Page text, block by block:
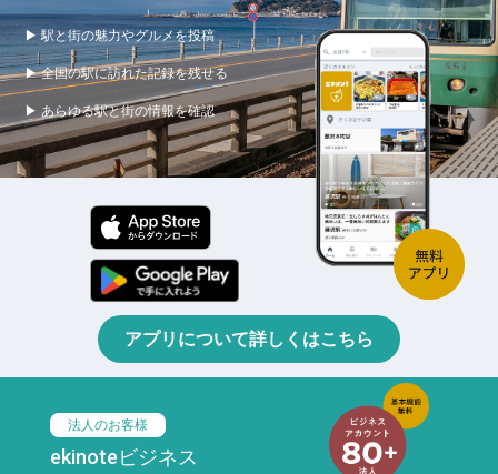
▶ 駅と街の魅力やグルメを投稿
▶ 全国の駅に訪れた記録を残せる
▶ あらゆる駅と街の情報を確認
アプリについて詳しくはこちら
法人のお客様
ekinoteビジネス